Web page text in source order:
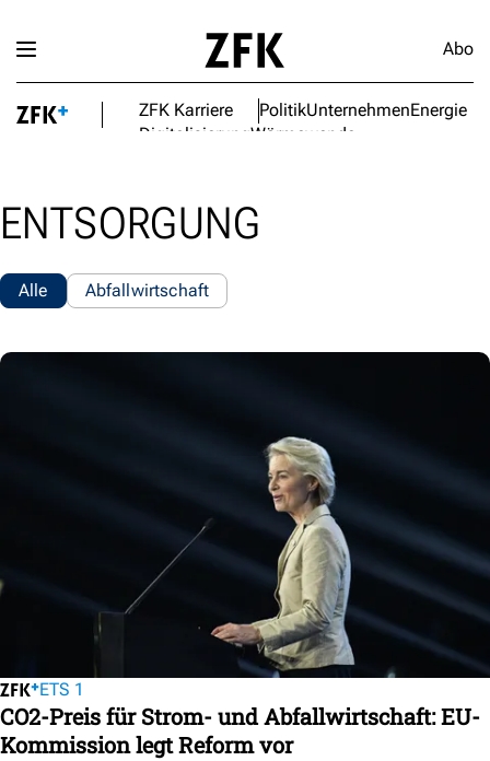
Abo
ZFK Karriere PolitikUnternehmenEnergie
DigitalisierungWärmewende
ENTSORGUNG
Alle Abfallwirtschaft
ETS 1
CO2-Preis für Strom- und Abfallwirtschaft: EU-
Kommission legt Reform vor